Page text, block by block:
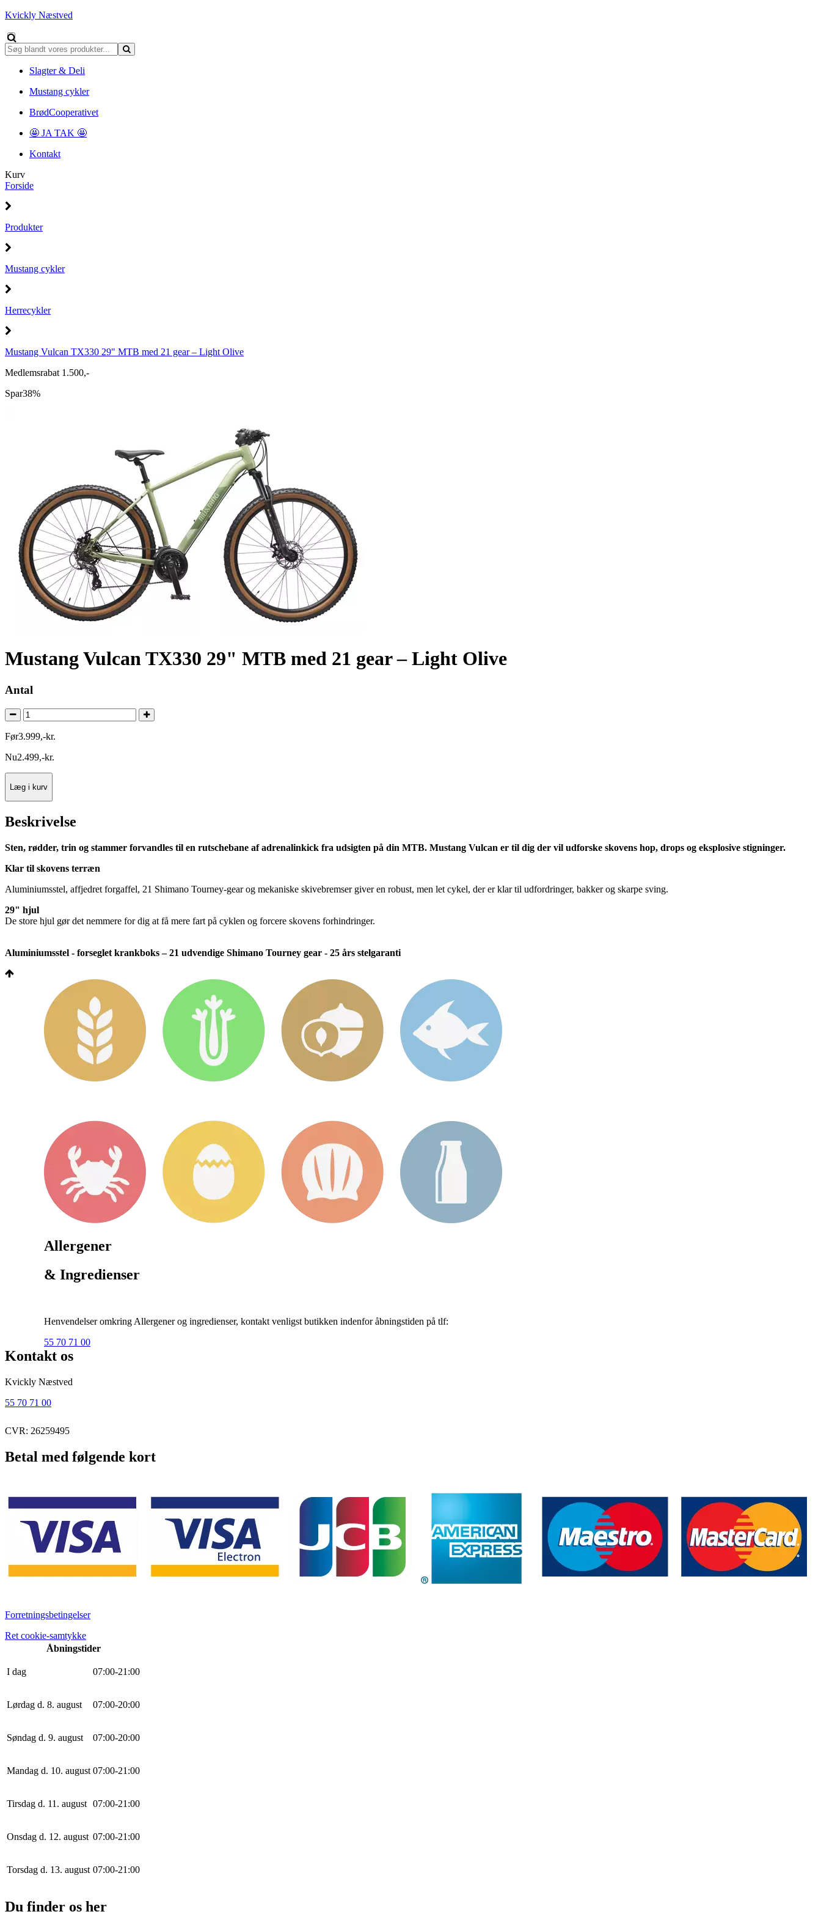
Kvickly Næstved
Slagter & Deli
Mustang cykler
BrødCooperativet
🤩 JA TAK 🤩
Kontakt
Kurv
Forside
Produkter
Mustang cykler
Herrecykler
Mustang Vulcan TX330 29" MTB med 21 gear – Light Olive
Medlemsrabat 1.500,-
Spar38%
Mustang Vulcan TX330 29" MTB med 21 gear – Light Olive
Antal
Før3.999,-kr.
Nu2.499,-kr.
Læg i kurv
Beskrivelse
Sten, rødder, trin og stammer forvandles til en rutschebane af adrenalinkick fra udsigten på din MTB. Mustang Vulcan er til dig der vil udforske skovens hop, drops og eksplosive stigninger.
Klar til skovens terræn
Aluminiumsstel, affjedret forgaffel, 21 Shimano Tourney-gear og mekaniske skivebremser giver en robust, men let cykel, der er klar til udfordringer, bakker og skarpe sving.
29" hjul
De store hjul gør det nemmere for dig at få mere fart på cyklen og forcere skovens forhindringer.
Aluminiumsstel - forseglet krankboks – 21 udvendige Shimano Tourney gear - 25 års stelgaranti
Allergener
& Ingredienser
Henvendelser omkring Allergener og ingredienser, kontakt venligst butikken indenfor åbningstiden på tlf:
55 70 71 00
Kontakt os
Kvickly Næstved
55 70 71 00
CVR: 26259495
Betal med følgende kort
Forretningsbetingelser
Ret cookie-samtykke
Åbningstider
I dag 07:00-21 :00
Lørdag d. 8. august 07:00-20:00
Søndag d. 9. august 07:00-20:00
Mandag d. 10. august 07:00-21 :00
Tirsdag d. 11. august 07:00-21 :00
Onsdag d. 12. august 07:00-21 :00
Torsdag d. 13. august 07:00-21 :00
Du finder os her